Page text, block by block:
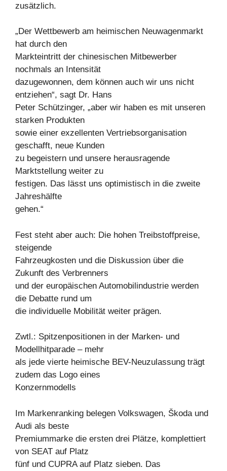
zusätzlich.
„Der Wettbewerb am heimischen Neuwagenmarkt
hat durch den
Markteintritt der chinesischen Mitbewerber
nochmals an Intensität
dazugewonnen, dem können auch wir uns nicht
entziehen“, sagt Dr. Hans
Peter Schützinger, „aber wir haben es mit unseren
starken Produkten
sowie einer exzellenten Vertriebsorganisation
geschafft, neue Kunden
zu begeistern und unsere herausragende
Marktstellung weiter zu
festigen. Das lässt uns optimistisch in die zweite
Jahreshälfte
gehen.“
Fest steht aber auch: Die hohen Treibstoffpreise,
steigende
Fahrzeugkosten und die Diskussion über die
Zukunft des Verbrenners
und der europäischen Automobilindustrie werden
die Debatte rund um
die individuelle Mobilität weiter prägen.
Zwtl.: Spitzenpositionen in der Marken- und
Modellhitparade – mehr
als jede vierte heimische BEV-Neuzulassung trägt
zudem das Logo eines
Konzernmodells
Im Markenranking belegen Volkswagen, Škoda und
Audi als beste
Premiummarke die ersten drei Plätze, komplettiert
von SEAT auf Platz
fünf und CUPRA auf Platz sieben. Das